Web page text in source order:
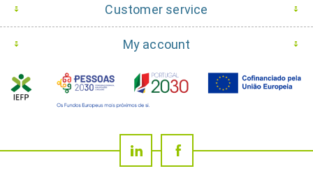
Customer service
My account